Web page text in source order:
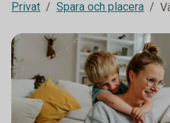
Privat Spara och placera